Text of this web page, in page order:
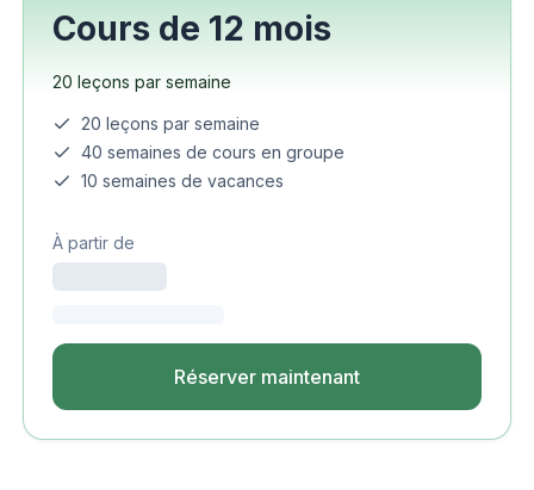
Cours de 12 mois
20 leçons par semaine
20 leçons par semaine
40 semaines de cours en groupe
10 semaines de vacances
À partir de
Réserver maintenant